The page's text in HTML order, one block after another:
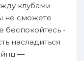
клубами
не сможете
беспокойтесь -
насладиться
—